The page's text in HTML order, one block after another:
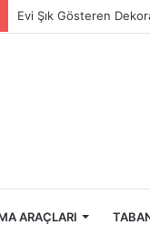
Üniversite Öğrencileri
ARAÇLARI